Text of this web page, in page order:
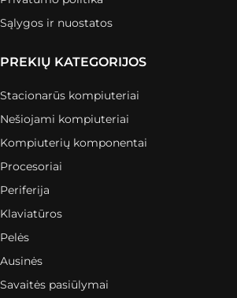
Sąlygos ir nuostatos
PREKIŲ KATEGORIJOS
Stacionarūs kompiuteriai
Nešiojami kompiuteriai
Kompiuterių komponentai
Procesoriai
Periferija
Klaviatūros
Pelės
Ausinės
Savaitės pasiūlymai